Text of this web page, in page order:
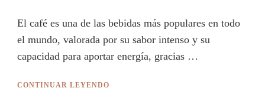
El café es una de las bebidas más populares en todo
el mundo, valorada por su sabor intenso y su
capacidad para aportar energía, gracias …
CONTINUAR LEYENDO